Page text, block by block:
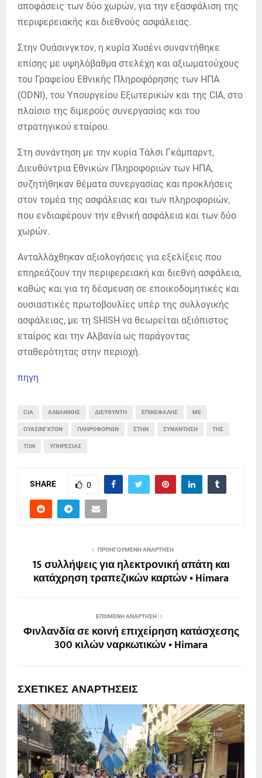
αποφάσεις των δύο χωρών, για την εξασφάλιση της
περιφερειακής και διεθνούς ασφάλειας.
Στην Ουάσινγκτον, η κυρία Χυσένι συναντήθηκε
επίσης με υψηλόβαθμα στελέχη και αξιωματούχους
του Γραφείου Εθνικής Πληροφόρησης των ΗΠΑ
(ODNI), του Υπουργείου Εξωτερικών και της CIA, στο
πλαίσιο της διμερούς συνεργασίας και του
στρατηγικού εταίρου.
Στη συνάντηση με την κυρία Τάλσι Γκάμπαρντ,
Διευθύντρια Εθνικών Πληροφοριών των ΗΠΑ,
συζητήθηκαν θέματα συνεργασίας και προκλήσεις
στον τομέα της ασφάλειας και των πληροφοριών,
που ενδιαφέρουν την εθνική ασφάλεια και των δύο
χωρών.
Ανταλλάχθηκαν αξιολογήσεις για εξελίξεις που
επηρεάζουν την περιφερειακή και διεθνή ασφάλεια,
καθώς και για τη δέσμευση σε εποικοδομητικές και
ουσιαστικές πρωτοβουλίες υπέρ της συλλογικής
ασφάλειας, με τη SHISH να θεωρείται αξιόπιστος
εταίρος και την Αλβανία ως παράγοντας
σταθερότητας στην περιοχή.
πηγη
CIA ΑΛΒΑΝΙΚΉΣ ΔΙΕΥΘΥΝΤΉ ΕΠΙΚΕΦΑΛΉΣ ΜΕ
ΟΥΆΣΙΝΓΚΤΟΝ ΠΛΗΡΟΦΟΡΙΏΝ ΣΤΗΝ ΣΥΝΆΝΤΗΣΗ ΤΗΣ
ΤΟΝ ΥΠΗΡΕΣΊΑΣ
SHARE 0
ΠΡΟΗΓΟΎΜΕΝΗ ΑΝΆΡΤΗΣΗ
15 συλλήψεις για ηλεκτρονική απάτη και
κατάχρηση τραπεζικών καρτών • Himara
ΕΠΌΜΕΝΗ ΑΝΆΡΤΗΣΗ
Φινλανδία σε κοινή επιχείρηση κατάσχεσης
300 κιλών ναρκωτικών • Himara
ΣΧΕΤΙΚΈΣ ΑΝΑΡΤΉΣΕΙΣ